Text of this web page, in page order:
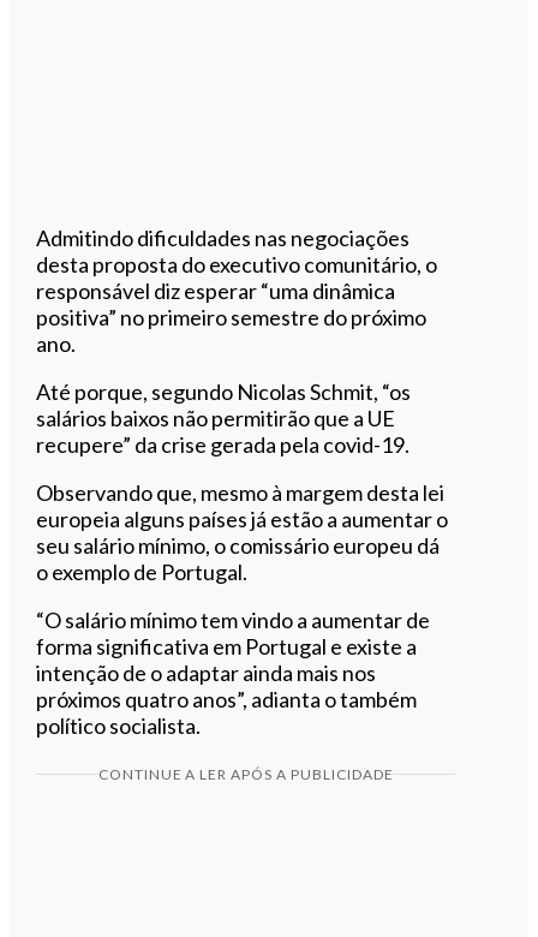
Admitindo dificuldades nas negociações
desta proposta do executivo comunitário, o
responsável diz esperar “uma dinâmica
positiva” no primeiro semestre do próximo
ano.
Até porque, segundo Nicolas Schmit, “os
salários baixos não permitirão que a UE
recupere” da crise gerada pela covid-19.
Observando que, mesmo à margem desta lei
europeia alguns países já estão a aumentar o
seu salário mínimo, o comissário europeu dá
o exemplo de Portugal.
“O salário mínimo tem vindo a aumentar de
forma significativa em Portugal e existe a
intenção de o adaptar ainda mais nos
próximos quatro anos”, adianta o também
político socialista.
CONTINUE A LER APÓS A PUBLICIDADE